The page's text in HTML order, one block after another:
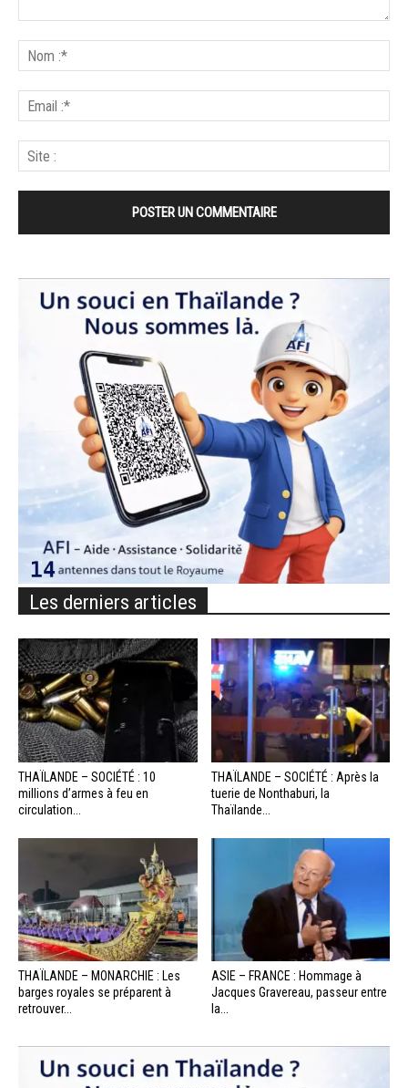
Les derniers articles
THAÏLANDE – SOCIÉTÉ : 10
millions d’armes à feu en
circulation...
THAÏLANDE – SOCIÉTÉ : Après la
tuerie de Nonthaburi, la
Thaïlande...
THAÏLANDE – MONARCHIE : Les
barges royales se préparent à
retrouver...
ASIE – FRANCE : Hommage à
Jacques Gravereau, passeur entre
la...